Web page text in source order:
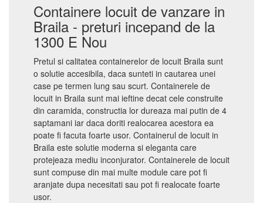
Containere locuit de vanzare in
Braila - preturi incepand de la
1300 E Nou
Pretul si calitatea containerelor de locuit Braila sunt
o solutie accesibila, daca sunteti in cautarea unei
case pe termen lung sau scurt. Containerele de
locuit in Braila sunt mai ieftine decat cele construite
din caramida, constructia lor dureaza mai putin de 4
saptamani iar daca doriti realocarea acestora ea
poate fi facuta foarte usor. Containerul de locuit in
Braila este solutie moderna si eleganta care
protejeaza mediu inconjurator. Containerele de locuit
sunt compuse din mai multe module care pot fi
aranjate dupa necesitati sau pot fi realocate foarte
usor.